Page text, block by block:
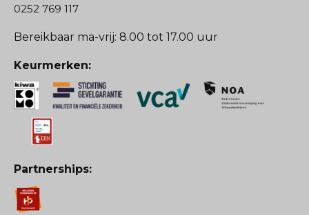
0252 769 117
Bereikbaar ma-vrij: 8.00 tot 17.00 uur
Keurmerken:
Partnerships: